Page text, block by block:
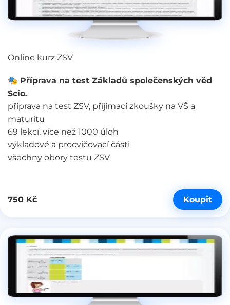
Online kurz ZSV
🎭 Příprava na test Základů společenských věd
Scio.
příprava na test ZSV, přijímací zkoušky na VŠ a
maturitu
69 lekcí, více než 1000 úloh
výkladové a procvičovací části
všechny obory testu ZSV
750 Kč Koupit